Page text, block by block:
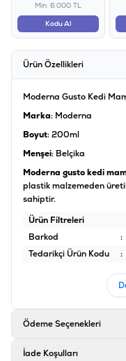
Min: 6.000 TL
Kodu Al
Ürün Özellikleri
Moderna Gusto Kedi
Marka: Moderna
Boyut: 200ml
Menşei: Belçika
Moderna gusto kedi
plastik malzemeden
sahiptir.
Ürün Filtreleri
Barkod
:
Tedarikçi Ürün Kodu
:
Ödeme Seçenekleri
İade Koşulları